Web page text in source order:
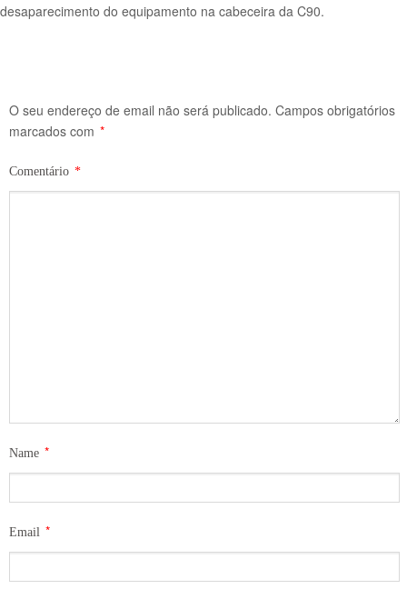
desaparecimento do equipamento na cabeceira da C90.
O seu endereço de email não será publicado. Campos obrigatórios
marcados com *
Comentário *
Name *
Email *